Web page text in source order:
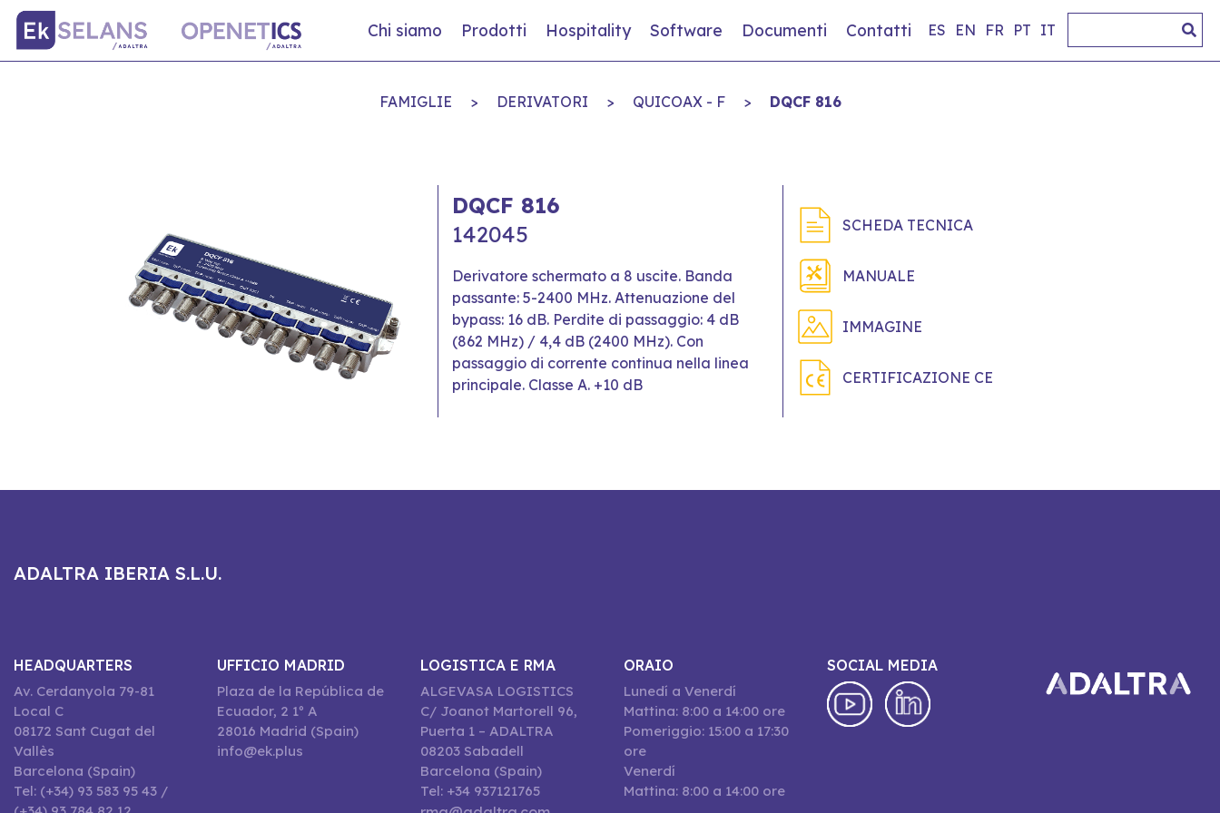
Chi siamo Prodotti Hospitality Software Documenti Contatti ES EN FR PT IT
FAMIGLIE > DERIVATORI > QUICOAX - F > DQCF 816
DQCF 816
142045
Derivatore schermato a 8 uscite. Banda
passante: 5-2400 MHz. Attenuazione del
bypass: 16 dB. Perdite di passaggio: 4 dB
(862 MHz) / 4,4 dB (2400 MHz). Con
passaggio di corrente continua nella linea
principale. Classe A. +10 dB
SCHEDA TECNICA
MANUALE
IMMAGINE
CERTIFICAZIONE CE
ADALTRA IBERIA S.L.U.
HEADQUARTERS
Av. Cerdanyola 79-81
Local C
08172 Sant Cugat del
Vallès
Barcelona (Spain)
Tel: (+34) 93 583 95 43 /
UFFICIO MADRID
Plaza de la República de
Ecuador, 2 1º A
28016 Madrid (Spain)
info@ek.plus
LOGISTICA E RMA
ALGEVASA LOGISTICS
C/ Joanot Martorell 96,
Puerta 1 – ADALTRA
08203 Sabadell
Barcelona (Spain)
Tel: +34 937121765
ORAIO
Lunedí a Venerdí
Mattina: 8:00 a 14:00 ore
Pomeriggio: 15:00 a 17:30
ore
Venerdí
Mattina: 8:00 a 14:00 ore
SOCIAL MEDIA